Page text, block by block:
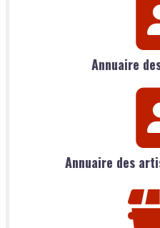
Annuaire
Annuaire des